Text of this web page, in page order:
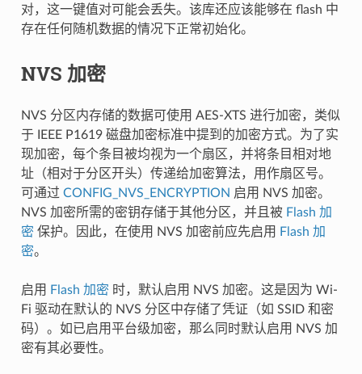
对，这一键值对可能会丢失。该库还应该能够在 flash 中
存在任何随机数据的情况下正常初始化。
NVS 加密
NVS 分区内存储的数据可使用 AES-XTS 进行加密，类似
于 IEEE P1619 磁盘加密标准中提到的加密方式。为了实
现加密，每个条目被均视为一个扇区，并将条目相对地
址（相对于分区开头）传递给加密算法，用作扇区号。
可通过 CONFIG_NVS_ENCRYPTION 启用 NVS 加密。
NVS 加密所需的密钥存储于其他分区，并且被 Flash 加
密 保护。因此，在使用 NVS 加密前应先启用
Flash 加
密。
启用 Flash 加密 时，默认启用 NVS 加密。这是因为 Wi-
Fi 驱动在默认的 NVS 分区中存储了凭证（如 SSID 和密
码）。如已启用平台级加密，那么同时默认启用 NVS 加
密有其必要性。